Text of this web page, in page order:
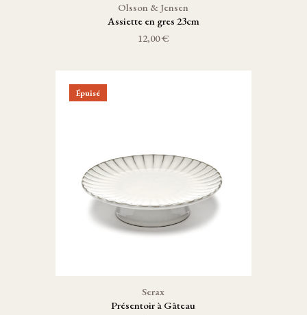
Olsson & Jensen
Assiette en gres 23cm
12,00 €
Épuisé
Serax
Présentoir à Gâteau